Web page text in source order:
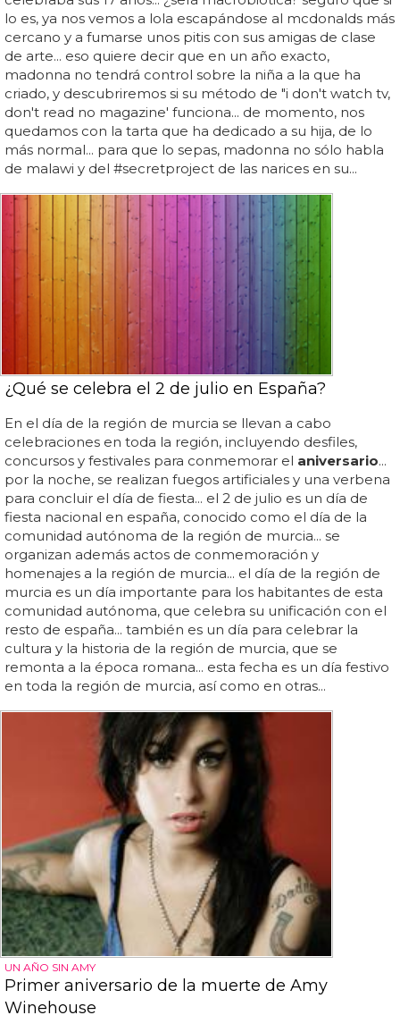
lo es, ya nos vemos a lola escapándose al mcdonalds más
cercano y a fumarse unos pitis con sus amigas de clase
de arte... eso quiere decir que en un año exacto,
madonna no tendrá control sobre la niña a la que ha
criado, y descubriremos si su método de "i don't watch tv,
don't read no magazine' funciona... de momento, nos
quedamos con la tarta que ha dedicado a su hija, de lo
más normal... para que lo sepas, madonna no sólo habla
de malawi y del #secretproject de las narices en su...
¿Qué se celebra el 2 de julio en España?
En el día de la región de murcia se llevan a cabo
celebraciones en toda la región, incluyendo desfiles,
concursos y festivales para conmemorar el aniversario...
por la noche, se realizan fuegos artificiales y una verbena
para concluir el día de fiesta... el 2 de julio es un día de
fiesta nacional en españa, conocido como el día de la
comunidad autónoma de la región de murcia... se
organizan además actos de conmemoración y
homenajes a la región de murcia... el día de la región de
murcia es un día importante para los habitantes de esta
comunidad autónoma, que celebra su unificación con el
resto de españa... también es un día para celebrar la
cultura y la historia de la región de murcia, que se
remonta a la época romana... esta fecha es un día festivo
en toda la región de murcia, así como en otras...
UN AÑO SIN AMY
Primer aniversario de la muerte de Amy
Winehouse